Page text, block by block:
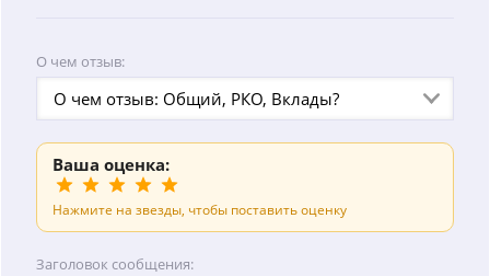
О чем отзыв:
О чем отзыв: Общий, РКО, Вклады?
Ваша оценка:
Нажмите на звезды, чтобы поставить оценку
Заголовок сообщения: